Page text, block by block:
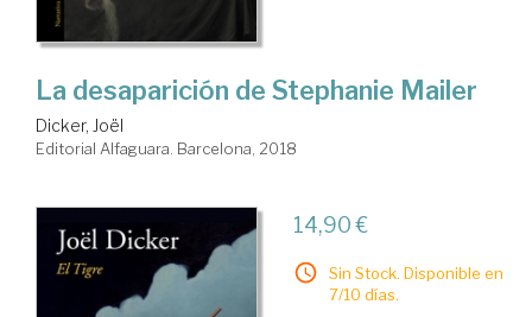
La desaparición de Stephanie Mailer
Dicker, Joël
Editorial Alfaguara. Barcelona, 2018
14,90 €
Sin Stock. Disponible en
7/10 días.